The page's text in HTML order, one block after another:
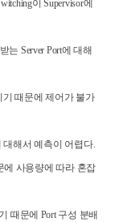
이Supervisor에
는 Server Port에 대해
기 때문에 제어가 불가
대해서 예측이 어렵다.
에 사용량에 따라 혼잡
때문에 Port 구성 분배